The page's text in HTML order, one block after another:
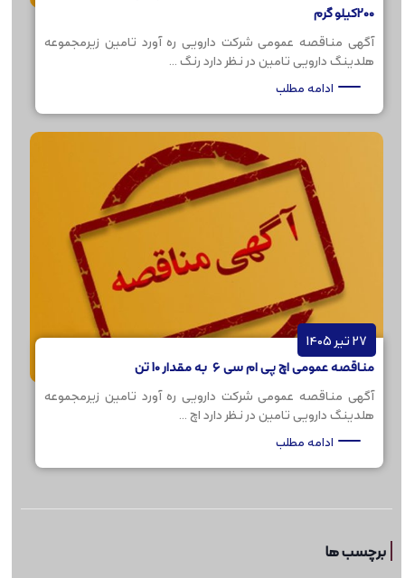
200کیلو گرم
آگهی مناقصه عمومی شرکت دارویی ره آورد تامین زیرمجموعه
هلدینگ دارویی تامین در نظر دارد رنگ ...
ادامه مطلب
27 تیر 1405
مناقصه عمومی اچ پی ام سی 6 به مقدار 10 تن
آگهی مناقصه عمومی شرکت دارویی ره آورد تامین زیرمجموعه
هلدینگ دارویی تامین در نظر دارد اچ ...
ادامه مطلب
برچسب ها